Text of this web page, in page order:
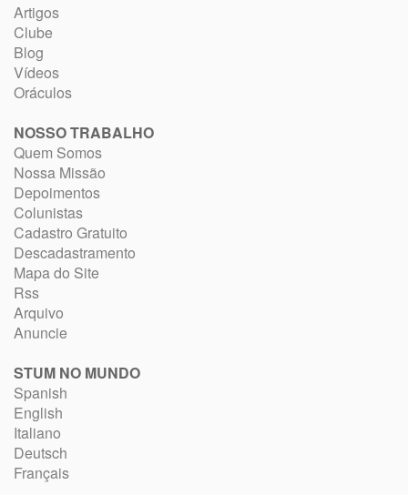
Artigos
Clube
Blog
Vídeos
Oráculos
NOSSO TRABALHO
Quem Somos
Nossa Missão
Depoimentos
Colunistas
Cadastro Gratuito
Descadastramento
Mapa do Site
Rss
Arquivo
Anuncie
STUM NO MUNDO
Spanish
English
Italiano
Deutsch
Français